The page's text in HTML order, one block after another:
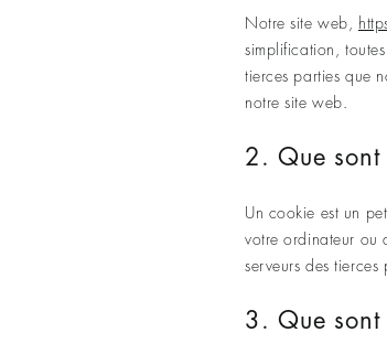
Notre site web,
simplification,
tierces parties que
notre site web.
2. Que sont
Un cookie est un
votre ordinateur ou
serveurs des tierces
3. Que sont